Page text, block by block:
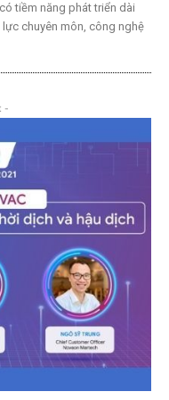
tiềm năng phát triển dài
lực chuyên môn, công nghệ
-